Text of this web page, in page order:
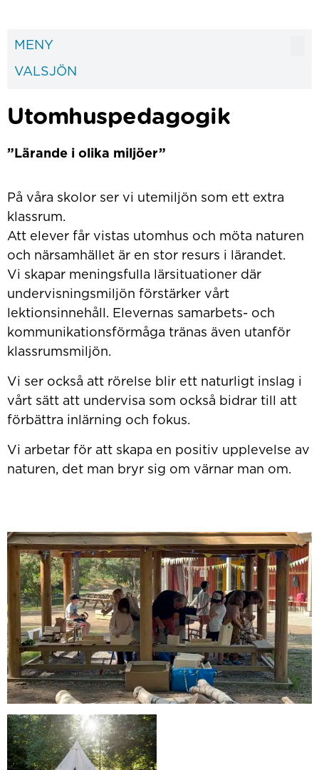
Utomhuspedagogik
”Lärande i olika miljöer”
På våra skolor ser vi utemiljön som ett extra
klassrum.
Att elever får vistas utomhus och möta naturen
och närsamhället är en stor resurs i lärandet.
Vi skapar meningsfulla lärsituationer där
undervisningsmiljön förstärker vårt
lektionsinnehåll. Elevernas samarbets- och
kommunikationsförmåga tränas även utanför
klassrumsmiljön.
Vi ser också att rörelse blir ett naturligt inslag i
vårt sätt att undervisa som också bidrar till att
förbättra inlärning och fokus.
Vi arbetar för att skapa en positiv upplevelse av
naturen, det man bryr sig om värnar man om.
MENY
VALSJÖN